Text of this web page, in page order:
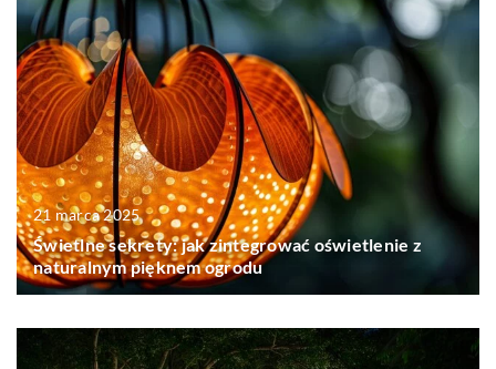
21 marca 2025
Świetlne sekrety: jak zintegrować oświetlenie z
naturalnym pięknem ogrodu